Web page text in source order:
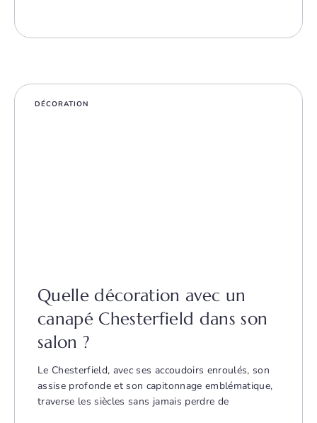
DÉCORATION
Quelle décoration avec un
canapé Chesterfield dans son
salon ?
Le Chesterfield, avec ses accoudoirs enroulés, son
assise profonde et son capitonnage emblématique,
traverse les siècles sans jamais perdre de